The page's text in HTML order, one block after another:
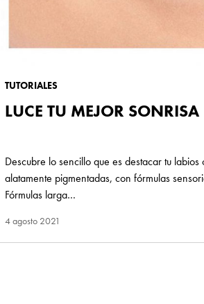
TUTORIALES
LUCE TU MEJOR SONRISA
Descubre lo sencillo que es destacar tu
alatamente pigmentadas, con fórmulas
Fórmulas larga…
4 agosto 2021